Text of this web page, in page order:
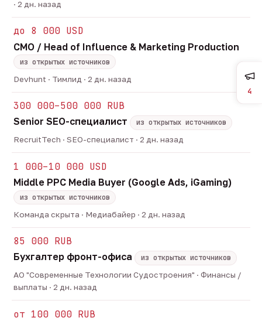
· 2 дн. назад
до 8 000 USD
CMO / Head of Influence & Marketing Production
из открытых источников
Devhunt · Тимлид · 2 дн. назад
300 000–500 000 RUB
Senior SEO-специалист
из открытых источников
RecruitTech · SEO-специалист · 2 дн. назад
1 000–10 000 USD
Middle PPC Media Buyer (Google Ads, iGaming)
из открытых источников
Команда скрыта · Медиабайер · 2 дн. назад
85 000 RUB
Бухгалтер фронт-офиса
из открытых источников
АО "Современные Технологии Судостроения" · Финансы /
выплаты · 2 дн. назад
от 100 000 RUB
4